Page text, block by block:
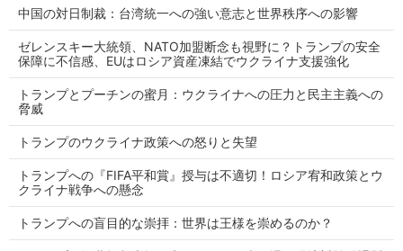
中国の対日制裁：台湾統一への強い意志と世界秩序への影響
ゼレンスキー大統領、NATO加盟断念も視野に？トランプの安全
保障に不信感、EUはロシア資産凍結でウクライナ支援強化
トランプとプーチンの蜜月：ウクライナへの圧力と民主主義への
脅威
トランプのウクライナ政策への怒りと失望
トランプへの『FIFA平和賞』授与は不適切！ロシア宥和政策とウ
クライナ戦争への懸念
トランプへの盲目的な崇拝：世界は王様を崇めるのか？